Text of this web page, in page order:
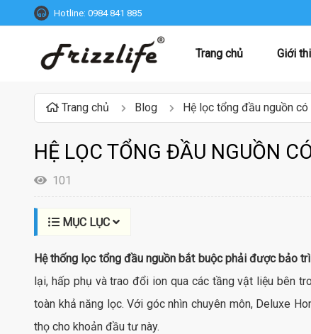
Hotline: 0984 841 885
Trang chủ Giới
Trang chủ Blog Hệ lọc tổng đầu nguồn
HỆ LỌC TỔNG ĐẦU NGUỒN
101
MỤC LỤC
Hệ thống lọc tổng đầu nguồn bắt buộc phải được bảo
lại, hấp phụ và trao đổi ion qua các tầng vật liệu bên
toàn khả năng lọc. Với góc nhìn chuyên môn, Deluxe
thọ cho khoản đầu tư này.